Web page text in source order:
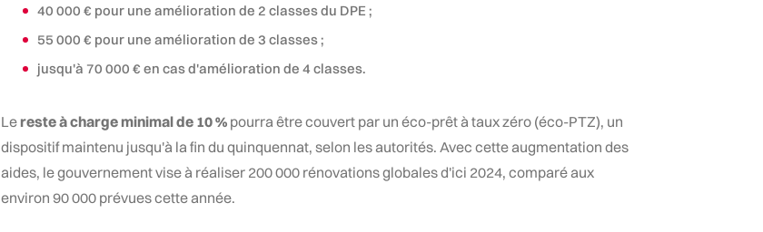
40 000 € pour une amélioration de 2 classes du DPE ;
55 000 € pour une amélioration de 3 classes ;
jusqu'à 70 000 € en cas d'amélioration de 4 classes.
Lereste à charge minimal de 10 % pourra être couvert par un éco-prêt à taux zéro (éco-PTZ), un
dispositif maintenu jusqu'à la fin du quinquennat, selon les autorités. Avec cette augmentation des
aides, le gouvernement vise à réaliser 200 000 rénovations globales d'ici 2024, comparé aux
environ 90 000 prévues cette année.